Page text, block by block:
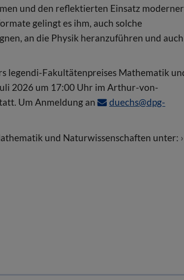
und den reflektierten Einsatz moderner
gelingt es ihm, auch solche
an die Physik heranzuführen und auch
legendi-Fakultätenpreises Mathematik
2026 um 17:00 Uhr im Arthur-von-
Um Anmeldung an
duechs@dpg-
und Naturwissenschaften unter: